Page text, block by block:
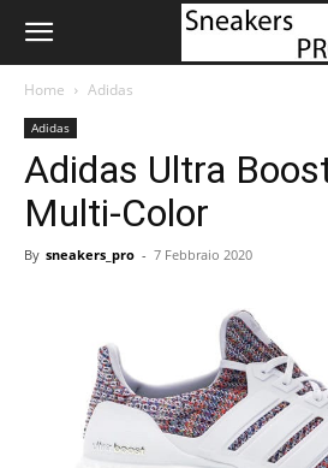
Home Adidas
Adidas
Adidas Ultra
Multi-Color
By sneakers_pro - 7 Febbraio 2020